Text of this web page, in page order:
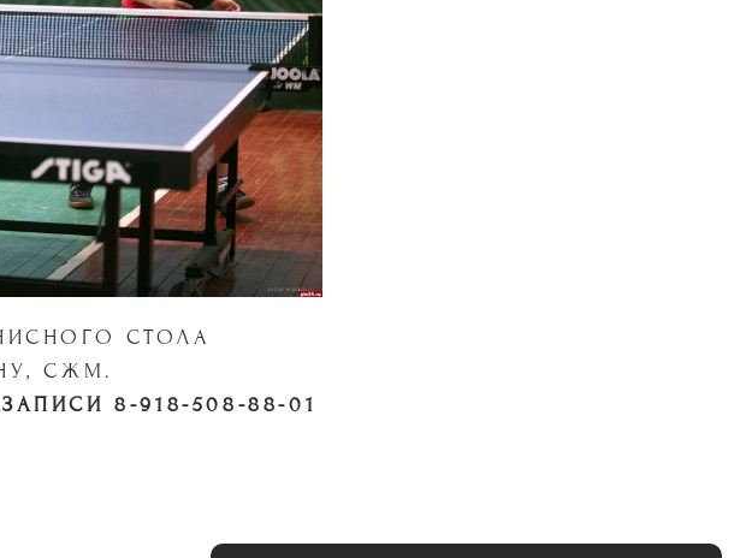
СТОЛА
СЖМ.
8-918-508-88-01